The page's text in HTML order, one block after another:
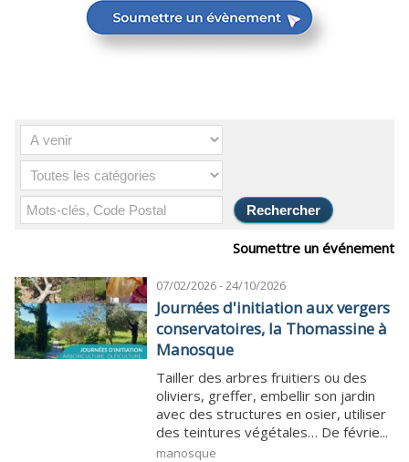
Soumettre un événement
07/02/2026 - 24/10/2026
Journées d'initiation aux vergers
conservatoires, la Thomassine à
Manosque
Tailler des arbres fruitiers ou des
oliviers, greffer, embellir son jardin
avec des structures en osier, utiliser
des teintures végétales… De févrie...
manosque